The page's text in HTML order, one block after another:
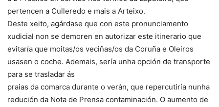
pertencen a Culleredo e mais a Arteixo.
Deste xeito, agárdase que con este pronunciamento
xudicial non se demoren en autorizar este itinerario que
evitaría que moitas/os veciñas/os da Coruña e Oleiros
usasen o coche. Ademais, sería unha opción de transporte
para se trasladar ás
praias da comarca durante o verán, que repercutiría nunha
redución da Nota de Prensa contaminación. O aumento de